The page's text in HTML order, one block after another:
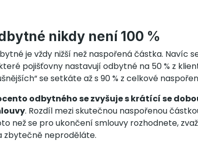
nikdy není 100 %
je vždy nižší než naspořená částka. Navíc
pojišťovny nastavují odbytné na 50 % z
se setkáte až s 90 % z celkové
odbytného se zvyšuje s krátící se
. Rozdíl mezi skutečnou naspořenou
než se pro ukončení smlouvy rozhodnete,
zbytečně neproděláte.